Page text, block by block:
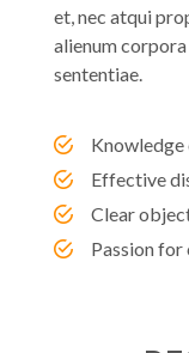
et, nec atqui
alienum
sententiae.
Effective
Clear
Passion for